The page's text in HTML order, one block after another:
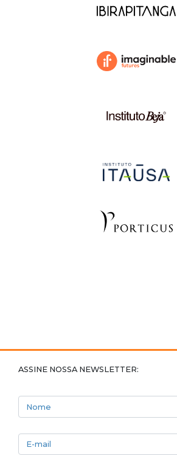
ASSINE NOSSA NEWSLETTER: